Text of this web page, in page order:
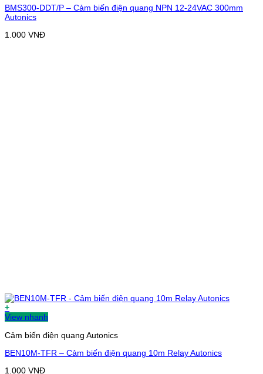
BMS300-DDT/P – Cảm biến điện quang NPN 12-24VAC 300mm
Autonics
1.000 VNĐ
+
View nhanh
Cảm biến điện quang Autonics
BEN10M-TFR – Cảm biến điện quang 10m Relay Autonics
1.000 VNĐ